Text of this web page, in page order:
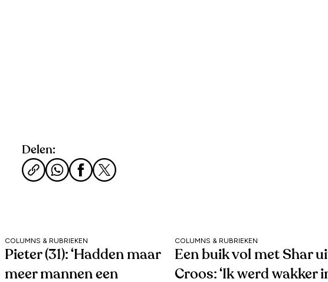
Delen:
COLUMNS & RUBRIEKEN
Pieter (31): ‘Hadden maar
meer mannen een
COLUMNS & RUBRIEKEN
Een buik vol met Shar
Croos: ‘Ik werd wakker